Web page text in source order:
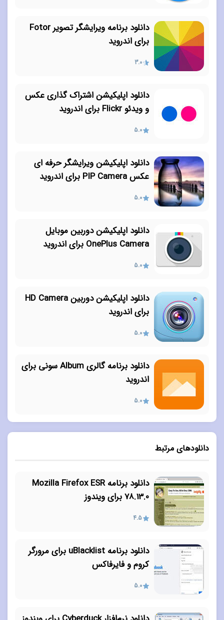
دانلودهای مرتبط
دانلود برنامه Mozilla Firefox ESR
78.13.0 برای ویندوز
4.5
دانلود برنامه uBlacklist برای مرورگر
کروم و فایرفاکس
5.0
دانلود برنامه ویرایشگر تصویر Fotor
برای اندروید
3.0
دانلود اپلیکیشن اشتراک گذاری عکس
و ویدئو Flickr برای اندروید
5.0
دانلود اپلیکیشن ویرایشگر حرفه ای
عکس PIP Camera برای اندروید
5.0
دانلود اپلیکیشن دوربین موبایل
OnePlus Camera برای اندروید
5.0
دانلود اپلیکیشن دوربین HD Camera
برای اندروید
5.0
دانلود برنامه گالری Album سونی برای
اندروید
5.0